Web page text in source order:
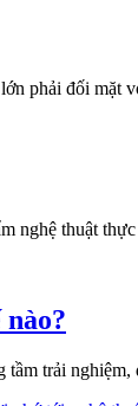
phải đối mặt
nghệ thuật thực
trải